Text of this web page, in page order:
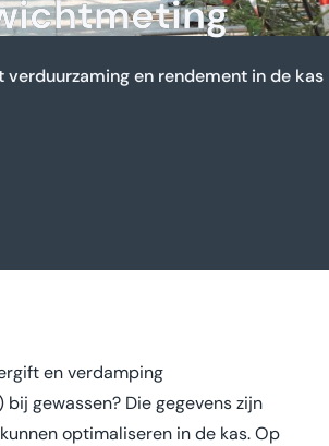
verduurzaming en rendement in de kas
en verdamping
gewassen? Die gegevens zijn
optimaliseren in de kas. Op